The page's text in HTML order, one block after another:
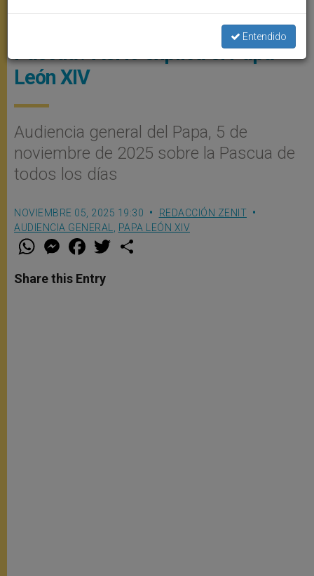
¿De qué modo es todos los días
Pascua? Así lo explica el Papa
León XIV
Audiencia general del Papa, 5 de
noviembre de 2025 sobre la Pascua de
todos los días
NOVIEMBRE 05, 2025 19:30
REDACCIÓN ZENIT
AUDIENCIA GENERAL
PAPA LEÓN XIV
W
t
s
M
e
s
e
F
a
e
b
w
Share this Entry
Entendido